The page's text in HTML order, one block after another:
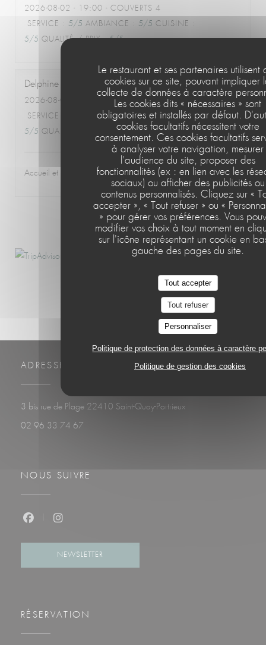
Le restaurant et ses partenaires utilisent
cookies sur ce site, pouvant impliquer
collecte de données à caractère
Les cookies dits « nécessaires » sont
obligatoires et installés par défaut.
cookies facultatifs nécessitent votre
consentement. Ces cookies facultatifs
à analyser votre navigation, mesurer
l'audience du site, proposer des
fonctionnalités (ex : en lien avec les
sociaux) ou afficher des publicités ou
contenus personnalisés. Cliquez sur «
accepter », « Tout refuser » ou «
» pour gérer vos préférences. Vous
modifier vos choix à tout moment en
sur l'icône représentant un cookie en
gauche des pages du site.
Tout accepter
Tout refuser
Personnaliser
Politique de protection des données à caractère
Politique de gestion des cookies
2026-08-02 - 19:00 - COUVERTS 4
SERVICE : 5/5 AMBIANCE : 5/5 CUISINE :
5/5 QUALITÉ / PRIX: 5/5
Delphine
2026-08-02
- 12:30 - COUVERTS 2
SERVICE
AMBIANCE: 5/5 CUISINE:
5/5 QUALITÉ / PRIX /5
Accueil et qualité excellents
1 2 3
ADRESSE
3 bis rue de Plage 22410 Saint-Quay-Portrieux((ouvre une nouvelle
02 96 33 74 67
NOUS SUIVRE
NEWSLETTER
RÉSERVATION